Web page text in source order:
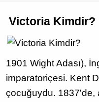
Victoria Kimdir?
1901 Wight Adası),
imparatoriçesi. Kent
çocuğuydu. 1837'de,